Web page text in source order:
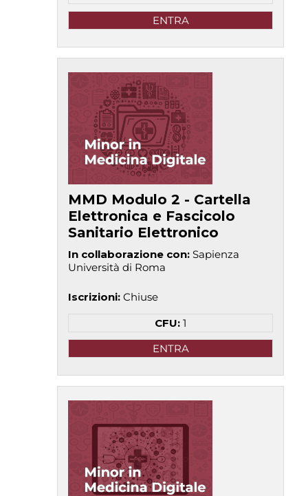
ENTRA
MMD Modulo 2 - Cartella
Elettronica e Fascicolo
Sanitario Elettronico
In collaborazione con: Sapienza
Università di Roma
Iscrizioni: Chiuse
CFU: 1
ENTRA